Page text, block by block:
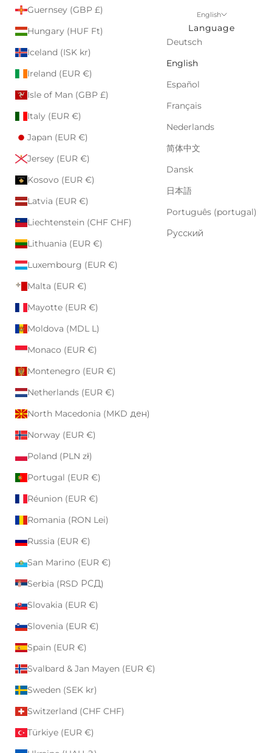
Guernsey (GBP £)
Hungary (HUF Ft)
Iceland (ISK kr)
Ireland (EUR €)
Isle of Man (GBP £)
Italy (EUR €)
Japan (EUR €)
Jersey (EUR €)
Kosovo (EUR €)
Latvia (EUR €)
Liechtenstein (CHF CHF)
Lithuania (EUR €)
Luxembourg (EUR €)
Malta (EUR €)
Mayotte (EUR €)
Moldova (MDL L)
Monaco (EUR €)
Montenegro (EUR €)
Netherlands (EUR €)
North Macedonia (MKD ден)
Norway (EUR €)
Poland (PLN zł)
Portugal (EUR €)
Réunion (EUR €)
Romania (RON Lei)
Russia (EUR €)
San Marino (EUR €)
Serbia (RSD РСД)
Slovakia (EUR €)
Slovenia (EUR €)
Spain (EUR €)
Svalbard & Jan Mayen (EUR €)
Sweden (SEK kr)
Switzerland (CHF CHF)
Türkiye (EUR €)
English
Language
Deutsch
English
Español
Français
Nederlands
简体中文
Dansk
日本語
Português (portugal)
Русский